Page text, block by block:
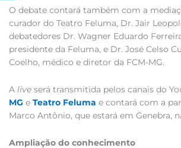
O debate contará também com a
curador do Teatro Feluma, Dr. Jair
debatedores Dr. Wagner Eduardo
presidente da Feluma, e Dr. José Celso
Coelho, médico e diretor da FCM-MG.
A live será transmitida pelos canais do
MG e Teatro Feluma e contará com a
Marco Antônio, que estará em Genebra,
Ampliação do conhecimento